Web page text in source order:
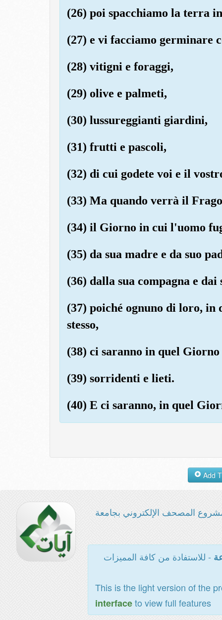
(26) poi spacchiamo la terra
(27) e vi facciamo germinare
(28) vitigni e foraggi,
(29) olive e palmeti,
(30) lussureggianti giardini,
(31) frutti e pascoli,
(32) di cui godete voi e il
(33) Ma quando verrà il
(34) il Giorno in cui l'uomo
(35) da sua madre e da suo
(36) dalla sua compagna e
(37) poiché ognuno di loro, in
stesso,
(38) ci saranno in quel
(39) sorridenti e lieti.
(40) E ci saranno, in quel
المصحف الإلكتروني بجامعة
- للاستفادة من كافة المميزات
This is the light version of the
interfaceto view full features